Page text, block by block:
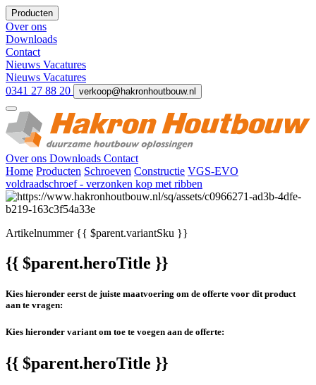
Producten
Over ons
Downloads
Contact
Nieuws Vacatures
Nieuws Vacatures
0341 27 88 20
verkoop@hakronhoutbouw.nl
Over ons Downloads Contact
Home Producten Schroeven Constructie VGS-EVO
voldraadschroef - verzonken kop met ribben
Artikelnummer{{ $parent.variantSku }}
{{ $parent.heroTitle }}
Kies hieronder eerst de juiste maatvoering om de offerte voor dit product
aan te vragen:
Kies hieronder variant om toe te voegen aan de offerte:
{{ $parent.heroTitle }}